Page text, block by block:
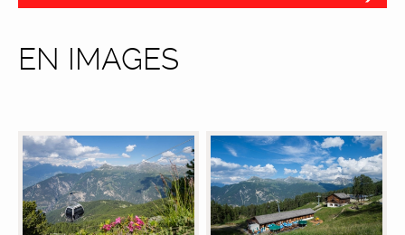
EN IMAGES